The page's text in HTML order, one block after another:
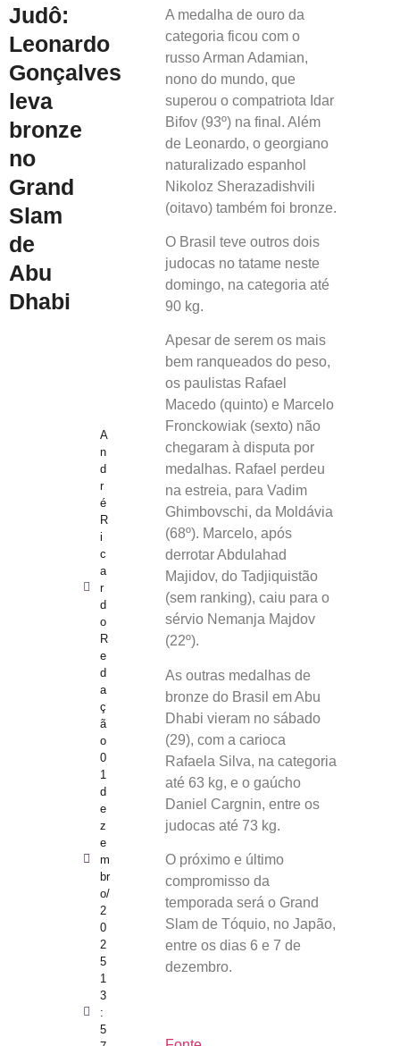
Judô:
Leonardo
Gonçalves
leva
bronze
no
Grand
Slam
de
Abu
Dhabi
A
n
d
r
é
R
i
c
a
r
d
o
R
e
d
a
ç
ã
o
0
1
d
e
z
e
m
br
o/
2
0
2
5
1
3
:
5
A medalha de ouro da
categoria ficou com o
russo Arman Adamian,
nono do mundo, que
superou o compatriota Idar
Bifov (93º) na final. Além
de Leonardo, o georgiano
naturalizado espanhol
Nikoloz Sherazadishvili
(oitavo) também foi bronze.
O Brasil teve outros dois
judocas no tatame neste
domingo, na categoria até
90 kg.
Apesar de serem os mais
bem ranqueados do peso,
os paulistas Rafael
Macedo (quinto) e Marcelo
Fronckowiak (sexto) não
chegaram à disputa por
medalhas. Rafael perdeu
na estreia, para Vadim
Ghimbovschi, da Moldávia
(68º). Marcelo, após
derrotar Abdulahad
Majidov, do Tadjiquistão
(sem ranking), caiu para o
sérvio Nemanja Majdov
(22º).
As outras medalhas de
bronze do Brasil em Abu
Dhabi vieram no sábado
(29), com a carioca
Rafaela Silva, na categoria
até 63 kg, e o gaúcho
Daniel Cargnin, entre os
judocas até 73 kg.
O próximo e último
compromisso da
temporada será o Grand
Slam de Tóquio, no Japão,
entre os dias 6 e 7 de
dezembro.